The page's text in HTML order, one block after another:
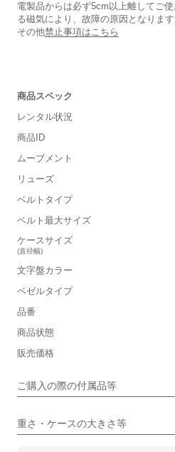
電製品からは必ず5cm以上離してご
る磁気により、故障の原因となりま
その他禁止事項はこちら
商品スペック
レンタル状況
商品ID
ムーブメント
リューズ
ベルトタイプ
ベルト最大サイズ
ケースサイズ
(直径幅)
文字盤カラー
ベゼルタイプ
品番
商品状態
販売価格
ご購入の際の付属品等
重さ・ケースの大きさ等
■重さ(ベルト込み)
■ケースの大きさ
小さい
■装飾感
カジュアル